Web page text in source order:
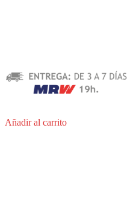
Añadir al carrito